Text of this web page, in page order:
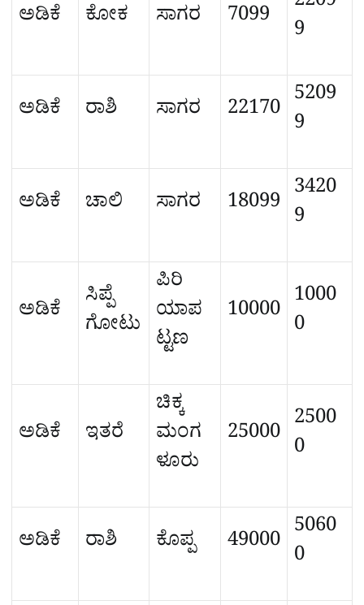
ಅಡಿಕೆ ಕೋಕ ಸಾಗರ 7099
9
ಅಡಿಕೆ ರಾಶಿ ಸಾಗರ 22170 5209
9
ಅಡಿಕೆ ಚಾಲಿ ಸಾಗರ 18099 3420
9
ಅಡಿಕೆ
ಸಿಪ್ಪೆ
ಗೋಟು
ಪಿರಿ
ಯಾಪ
ಟ್ಟಣ
10000 1000
0
ಅಡಿಕೆ ಇತರೆ
ಚಿಕ್ಕ
ಮಂಗ
ಳೂರು
25000 2500
0
ಅಡಿಕೆ ರಾಶಿ ಕೊಪ್ಪ 49000 5060
0